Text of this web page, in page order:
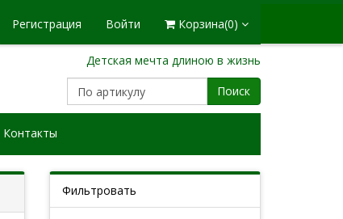
Детская мечта длиною в жизнь
Регистрация Войти Корзина(0)
Поиск
Контакты
Фильтровать